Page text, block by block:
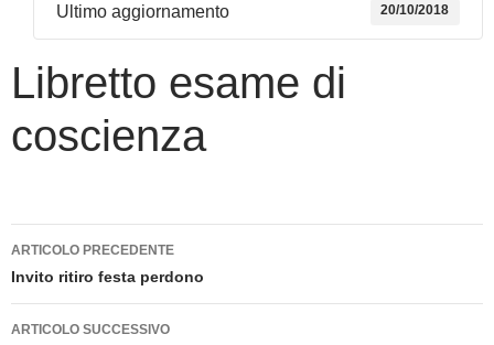
Ultimo aggiornamento 20/10/2018
Libretto esame di
coscienza
Navigazione
articolo
ARTICOLO PRECEDENTE
Invito ritiro festa perdono
ARTICOLO SUCCESSIVO